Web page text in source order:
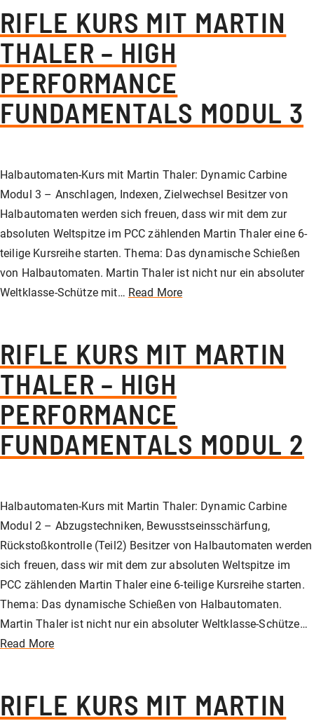
RIFLE KURS MIT MARTIN
THALER – HIGH
PERFORMANCE
FUNDAMENTALS MODUL 3
Halbautomaten-Kurs mit Martin Thaler: Dynamic Carbine
Modul 3 – Anschlagen, Indexen, Zielwechsel Besitzer von
Halbautomaten werden sich freuen, dass wir mit dem zur
absoluten Weltspitze im PCC zählenden Martin Thaler eine 6-
teilige Kursreihe starten. Thema: Das dynamische Schießen
von Halbautomaten. Martin Thaler ist nicht nur ein absoluter
Weltklasse-Schütze mit… Read More
RIFLE KURS MIT MARTIN
THALER – HIGH
PERFORMANCE
FUNDAMENTALS MODUL 2
Halbautomaten-Kurs mit Martin Thaler: Dynamic Carbine
Modul 2 – Abzugstechniken, Bewusstseinsschärfung,
Rückstoßkontrolle (Teil2) Besitzer von Halbautomaten werden
sich freuen, dass wir mit dem zur absoluten Weltspitze im
PCC zählenden Martin Thaler eine 6-teilige Kursreihe starten.
Thema: Das dynamische Schießen von Halbautomaten.
Martin Thaler ist nicht nur ein absoluter Weltklasse-Schütze…
Read More
RIFLE KURS MIT MARTIN